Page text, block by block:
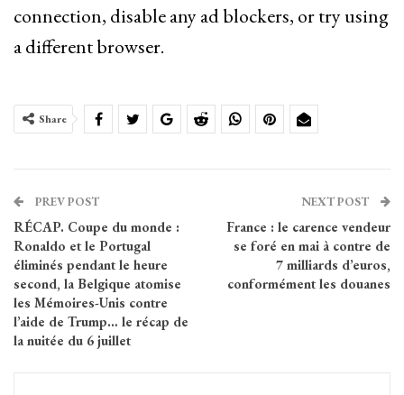
connection, disable any ad blockers, or try using
a different browser.
Share
PREV POST
RÉCAP. Coupe du monde :
Ronaldo et le Portugal
éliminés pendant le heure
second, la Belgique atomise
les Mémoires-Unis contre
l’aide de Trump… le récap de
la nuitée du 6 juillet
NEXT POST
France : le carence vendeur
se foré en mai à contre de
7 milliards d’euros,
conformément les douanes